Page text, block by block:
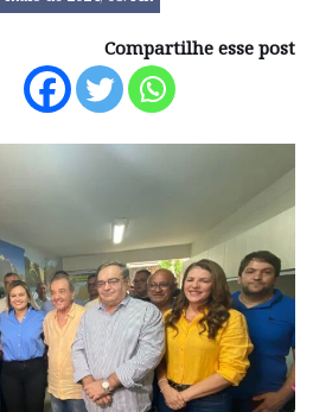
Compartilhe esse post